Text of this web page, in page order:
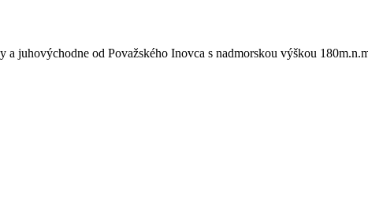
juhovýchodne od Považského Inovca s nadmorskou výškou